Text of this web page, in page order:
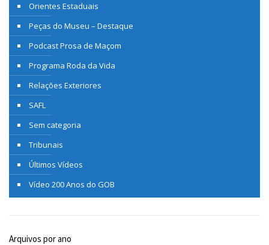
Orientes Estaduais
Peças do Museu – Destaque
Podcast Prosa de Maçom
Programa Roda da Vida
Relações Exteriores
SAFL
Sem categoria
Tribunais
Últimos Vídeos
Vídeo 200 Anos do GOB
Arquivos por ano